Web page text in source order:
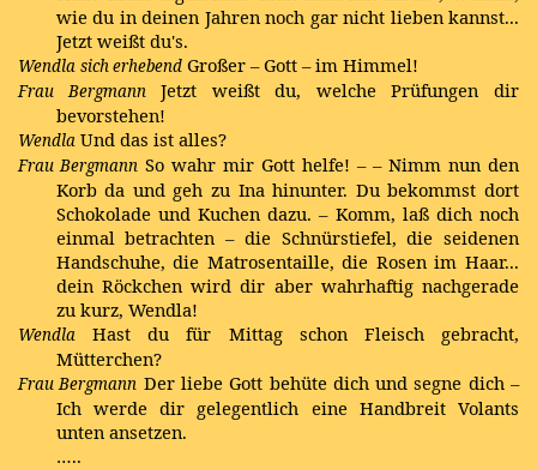
wie du in deinen Jahren noch gar nicht lieben kannst...
Jetzt weißt du's.
Wendla sich erhebend Großer – Gott – im Himmel!
Frau Bergmann
Jetzt weißt du, welche Prüfungen dir
bevorstehen!
Wendla Und das ist alles?
Frau Bergmann So wahr mir Gott helfe! – – Nimm nun den
Korb da und geh zu Ina hinunter. Du bekommst dort
Schokolade und Kuchen dazu. – Komm, laß dich noch
einmal betrachten – die Schnürstiefel, die seidenen
Handschuhe, die Matrosentaille, die Rosen im Haar...
dein Röckchen wird dir aber wahrhaftig nachgerade
zu kurz, Wendla!
Wendla
Hast du für Mittag schon Fleisch gebracht,
Mütterchen?
Frau Bergmann Der liebe Gott behüte dich und segne dich –
Ich werde dir gelegentlich eine Handbreit Volants
unten ansetzen.
…..